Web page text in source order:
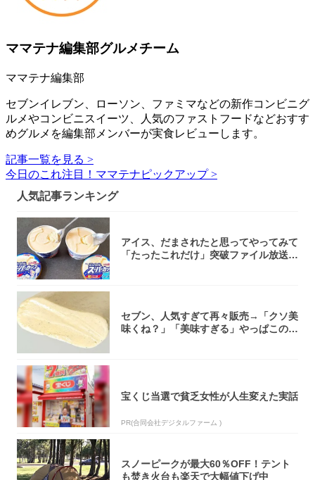
ママテナ編集部グルメチーム
ママテナ編集部
セブンイレブン、ローソン、ファミマなどの新作コンビニグ
ルメやコンビニスイーツ、人気のファストフードなどおすす
めグルメを編集部メンバーが実食レビューします。
記事一覧を見る >
今日のこれ注目！ママテナピックアップ >
人気記事ランキング
アイス、だまされたと思ってやってみて
「たったこれだけ」突破ファイル放送で
セブン、人気すぎて再々販売→「クソ美
味くね？」「美味すぎる」やっぱこのク
宝くじ当選で貧乏女性が人生変えた実話
PR(合同会社デジタルファーム )
スノーピークが最大60％OFF！テント
も焚き火台も楽天で大幅値下げ中